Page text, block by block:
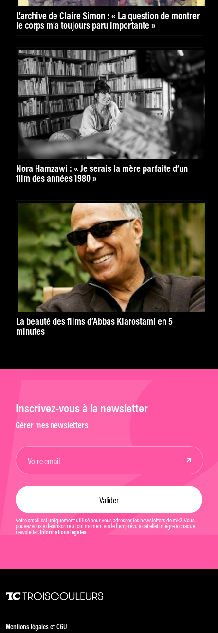
L’archive de Claire Simon : « La question de montrer
le corps m’a toujours paru importante »
Nora Hamzawi : « Je serais la mère parfaite d’un
film des années 1980 »
La beauté des films d’Abbas Kiarostami en 5
minutes
Inscrivez-vous à la newsletter
Gérer mes newsletters
Votre email est uniquement utilisé pour vous adresser les newsletters de mk2. Vous
pouvez vous y désinscrire à tout moment via le lien prévu à cet effet intégré à chaque
newsletter. Informations légales
Mentions légales et CGU